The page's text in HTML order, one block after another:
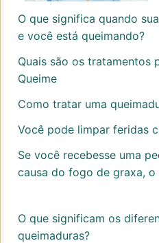
O que significa quando
e você está queimando?
Quais são os tratamentos
Queime
Como tratar uma
Você pode limpar feridas
Se você recebesse uma
causa do fogo de graxa, o
O que significam os
queimaduras?